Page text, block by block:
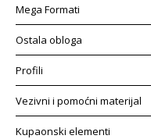
Mega Formati
Ostala obloga
Profili
Vezivni i pomoćni materijal
Kupaonski elementi